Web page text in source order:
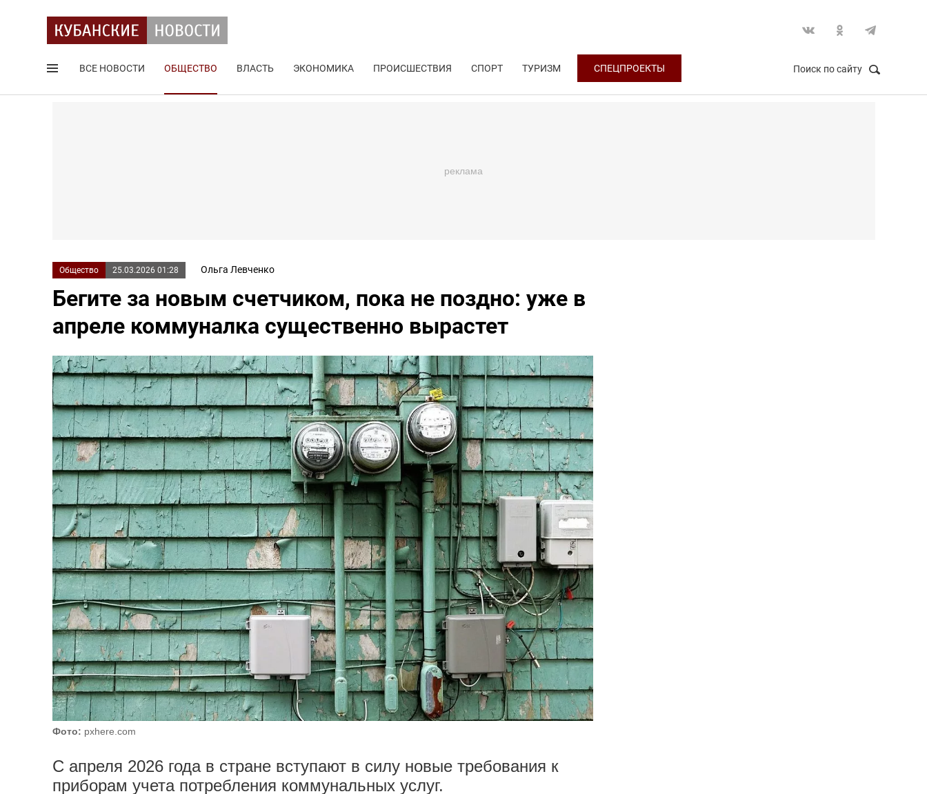
ВСЕ НОВОСТИ ОБЩЕСТВО ВЛАСТЬ ЭКОНОМИКА ПРОИСШЕСТВИЯ СПОРТ ТУРИЗМ СПЕЦПРОЕКТЫ Поиск по сайту
Общество 25.03.2026 01:28 Ольга Левченко
Бегите за новым счетчиком, пока не поздно: уже в
апреле коммуналка существенно вырастет
Фото: pxhere.com
С апреля 2026 года в стране вступают в силу новые требования к
приборам учета потребления коммунальных услуг.